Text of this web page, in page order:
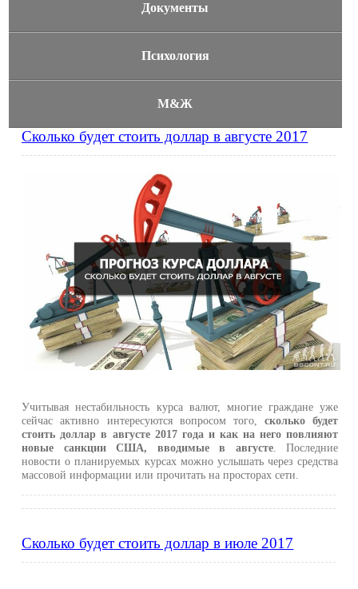
Документы
Психология
М&Ж
Сколько будет стоить доллар в августе 2017
Учитывая нестабильность курса валют, многие граждане уже
сейчас активно интересуются вопросом того,сколько будет
стоить доллар в августе 2017 года и как на него повлияют
новые санкции США, вводимые в августе. Последние
новости о планируемых курсах можно услышать через средства
массовой информации или прочитать на просторах сети.
Сколько будет стоить доллар в июле 2017